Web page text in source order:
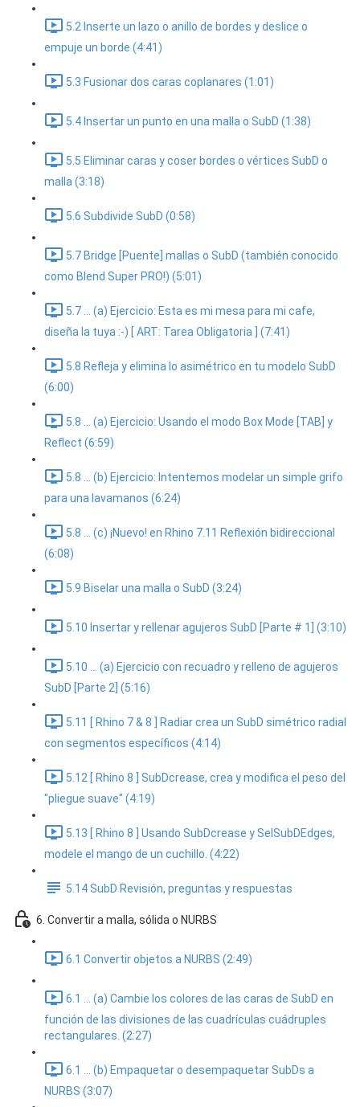
5.2 Inserte un lazo o anillo de bordes y deslice o
empuje un borde (4:41)
5.3 Fusionar dos caras coplanares (1:01)
5.4 Insertar un punto en una malla o SubD (1:38)
5.5 Eliminar caras y coser bordes o vértices SubD o
malla (3:18)
5.6 Subdivide SubD (0:58)
5.7 Bridge [Puente] mallas o SubD (también conocido
como Blend Super PRO!) (5:01)
5.7 ... (a) Ejercicio: Esta es mi mesa para mi cafe,
diseña la tuya :-) [ ART: Tarea Obligatoria ] (7:41)
5.8 Refleja y elimina lo asimétrico en tu modelo SubD
(6:00)
5.8 ... (a) Ejercicio: Usando el modo Box Mode [TAB] y
Reflect (6:59)
5.8 ... (b) Ejercicio: Intentemos modelar un simple grifo
para una lavamanos (6:24)
5.8 ... (c) ¡Nuevo! en Rhino 7.11 Reflexión bidireccional
(6:08)
5.9 Biselar una malla o SubD (3:24)
5.10 Insertar y rellenar agujeros SubD [Parte # 1] (3:10)
5.10 ... (a) Ejercicio con recuadro y relleno de agujeros
SubD [Parte 2] (5:16)
5.11 [ Rhino 7 & 8 ] Radiar crea un SubD simétrico radial
con segmentos específicos (4:14)
5.12 [ Rhino 8 ] SubDcrease, crea y modifica el peso del
"pliegue suave" (4:19)
5.13 [ Rhino 8 ] Usando SubDcrease y SelSubDEdges,
modele el mango de un cuchillo. (4:22)
5.14 SubD Revisión, preguntas y respuestas
6. Convertir a malla, sólida o NURBS
6.1 Convertir objetos a NURBS (2:49)
6.1 ... (a) Cambie los colores de las caras de SubD en
función de las divisiones de las cuadrículas cuádruples
rectangulares. (2:27)
6.1 ... (b) Empaquetar o desempaquetar SubDs a
NURBS (3:07)